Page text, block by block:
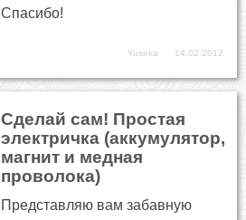
Спасибо!
Yuseka 14.02.2012
Сделай сам! Простая
электричка (аккумулятор,
магнит и медная
проволока)
Представляю вам забавную